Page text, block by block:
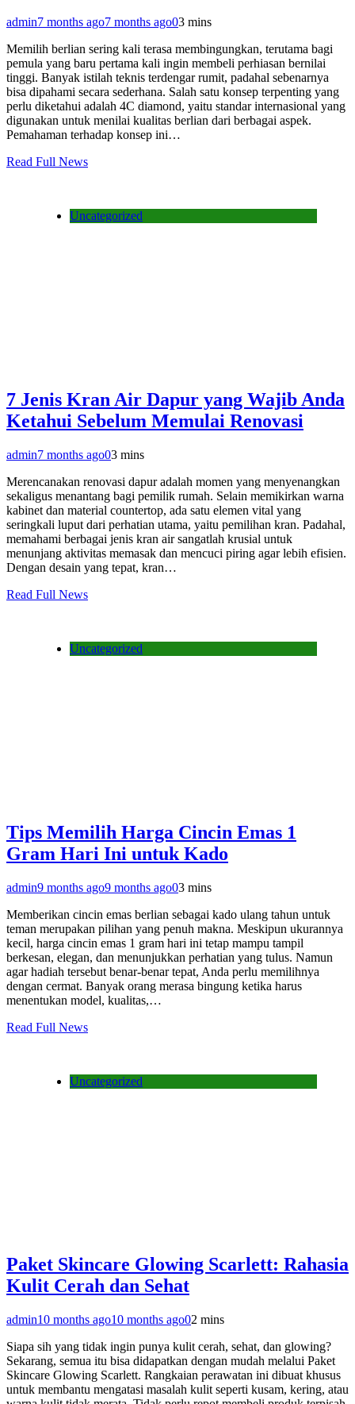
admin7 months ago7 months ago03 mins
Memilih berlian sering kali terasa membingungkan, terutama bagi
pemula yang baru pertama kali ingin membeli perhiasan bernilai
tinggi. Banyak istilah teknis terdengar rumit, padahal sebenarnya
bisa dipahami secara sederhana. Salah satu konsep terpenting yang
perlu diketahui adalah 4C diamond, yaitu standar internasional yang
digunakan untuk menilai kualitas berlian dari berbagai aspek.
Pemahaman terhadap konsep ini…
Read Full News
Uncategorized
7 Jenis Kran Air Dapur yang Wajib Anda
Ketahui Sebelum Memulai Renovasi
admin7 months ago03 mins
Merencanakan renovasi dapur adalah momen yang menyenangkan
sekaligus menantang bagi pemilik rumah. Selain memikirkan warna
kabinet dan material countertop, ada satu elemen vital yang
seringkali luput dari perhatian utama, yaitu pemilihan kran. Padahal,
memahami berbagai jenis kran air sangatlah krusial untuk
menunjang aktivitas memasak dan mencuci piring agar lebih efisien.
Dengan desain yang tepat, kran…
Read Full News
Uncategorized
Tips Memilih Harga Cincin Emas 1
Gram Hari Ini untuk Kado
admin9 months ago9 months ago03 mins
Memberikan cincin emas berlian sebagai kado ulang tahun untuk
teman merupakan pilihan yang penuh makna. Meskipun ukurannya
kecil, harga cincin emas 1 gram hari ini tetap mampu tampil
berkesan, elegan, dan menunjukkan perhatian yang tulus. Namun
agar hadiah tersebut benar-benar tepat, Anda perlu memilihnya
dengan cermat. Banyak orang merasa bingung ketika harus
menentukan model, kualitas,…
Read Full News
Uncategorized
Paket Skincare Glowing Scarlett: Rahasia
Kulit Cerah dan Sehat
admin10 months ago10 months ago02 mins
Siapa sih yang tidak ingin punya kulit cerah, sehat, dan glowing?
Sekarang, semua itu bisa didapatkan dengan mudah melalui Paket
Skincare Glowing Scarlett. Rangkaian perawatan ini dibuat khusus
untuk membantu mengatasi masalah kulit seperti kusam, kering, atau